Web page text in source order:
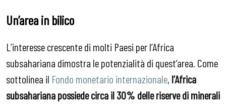
Un’area in bilico
L’interesse crescente di molti Paesi per l’Africa
subsahariana dimostra le potenzialità di quest’area. Come
sottolinea il Fondo monetario internazionale, l’Africa
subsahariana possiede circa il 30% delle riserve di minerali